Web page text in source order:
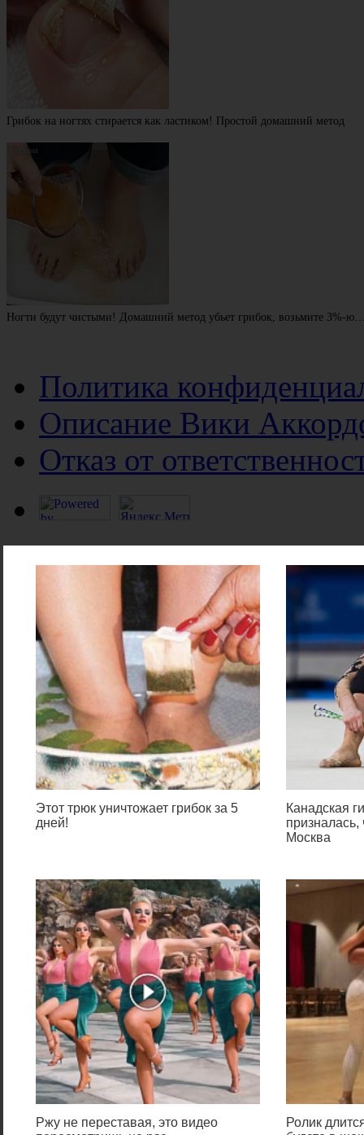
Этот трюк уничтожает грибок за 5
дней!
Канадская
Москва
Ржу не переставая, это видео
Ролик
Грибок на ногтях стирается как ластиком! Простой домашний метод
Ногти будут чистыми! Домашний метод убьет грибок, возьмите 3%-
Политика
Описание Вики
Отказ от